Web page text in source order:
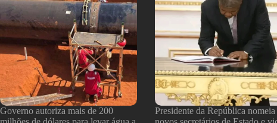
Governo autoriza mais de 200
Presidente da República nomeia